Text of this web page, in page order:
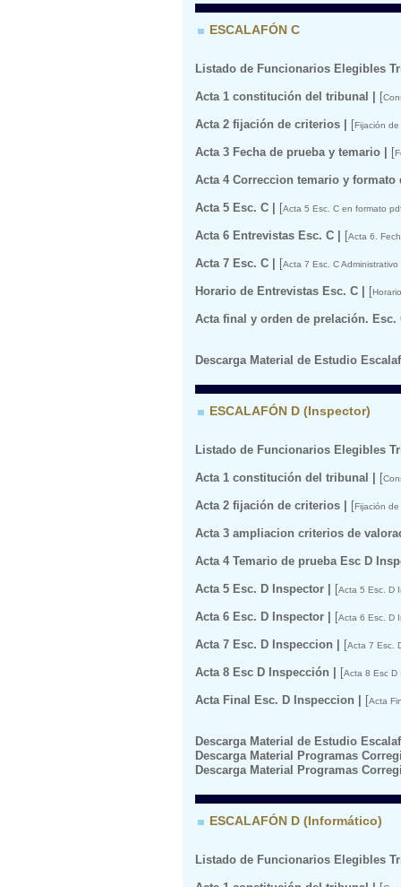
ESCALAFÓN C
Listado de Funcionarios Elegibles
Acta 1 constitución del tribunal | [
Acta 2 fijación de criterios | [Fijación
Acta 3 Fecha de prueba y temario | [
Acta 4 Correccion temario y
Acta 5 Esc. C | [Acta 5 Esc. C en formato
Acta 6 Entrevistas Esc. C | [Acta 6.
Acta 7 Esc. C | [Acta 7 Esc. C
Horario de Entrevistas Esc. C | [
Acta final y orden de prelación.
Descarga Material de Estudio
ESCALAFÓN D (Inspector)
Listado de Funcionarios Elegibles
Acta 1 constitución del tribunal | [
Acta 2 fijación de criterios | [Fijación
Acta 3 ampliacion criterios de
Acta 4 Temario de prueba Esc D
Acta 5 Esc. D Inspector | [Acta 5 Esc. D
Acta 6 Esc. D Inspector | [Acta 6 Esc. D
Acta 7 Esc. D Inspeccion | [Acta 7 Esc.
Acta 8 Esc D Inspección | [Acta 8 Esc D
Acta Final Esc. D Inspeccion | [Acta
Descarga Material de Estudio
Descarga Material Programas
Descarga Material Programas
ESCALAFÓN D (Informático)
Listado de Funcionarios Elegibles